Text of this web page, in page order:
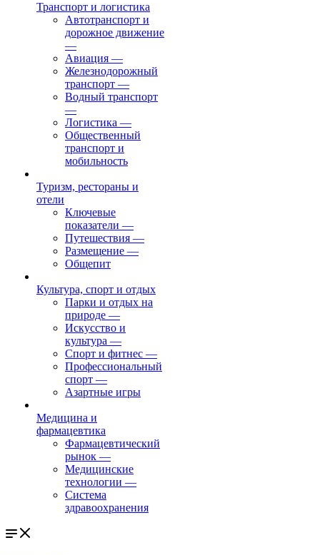
Транспорт и логистика
Автотранспорт и
дорожное движение
—
Авиация —
Железнодорожный
транспорт —
Водный транспорт
—
Логистика —
Общественный
транспорт и
мобильность
Туризм, рестораны и
отели
Ключевые
показатели —
Путешествия —
Размещение —
Общепит
Культура, спорт и отдых
Парки и отдых на
природе —
Искусство и
культура —
Спорт и фитнес —
Профессиональный
спорт —
Азартные игры
Медицина и
фармацевтика
Фармацевтический
рынок —
Медицинские
технологии —
Система
здравоохранения